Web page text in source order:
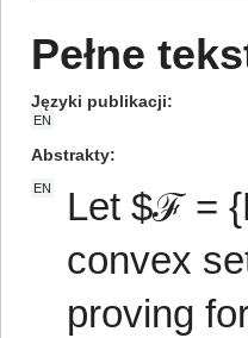
Pełne
Języki publikacji
EN
Abstrakty
EN
Let $ℱ =
convex
proving